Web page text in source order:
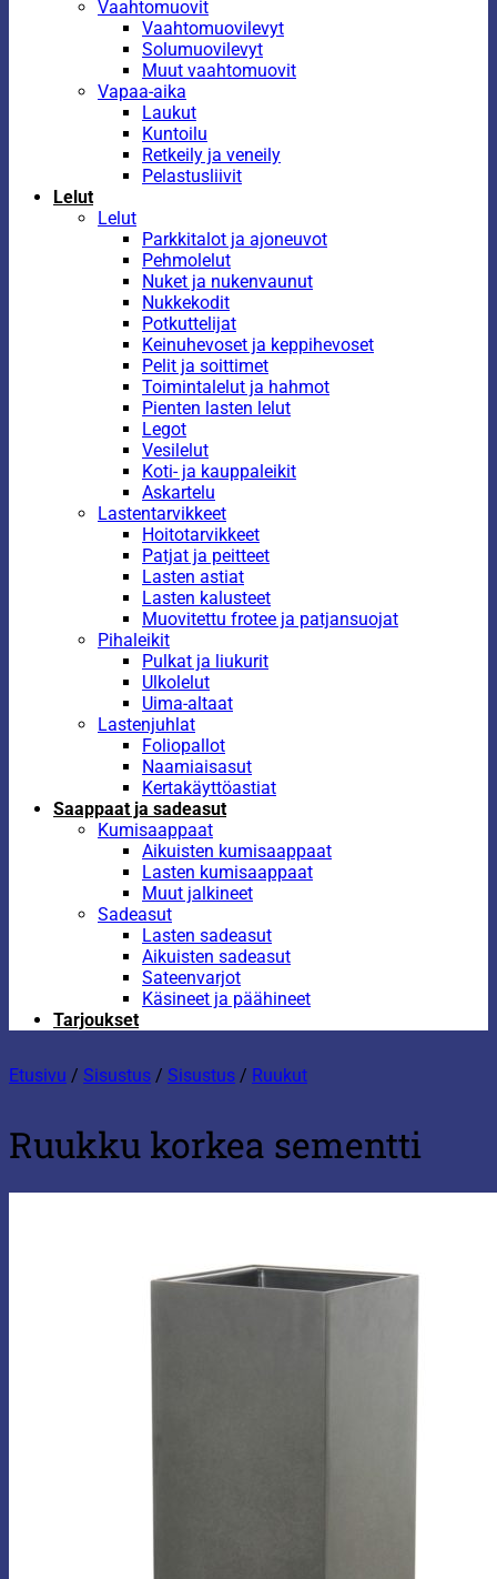
Vaahtomuovit
Vaahtomuovilevyt
Solumuovilevyt
Muut vaahtomuovit
Vapaa-aika
Laukut
Kuntoilu
Retkeily ja veneily
Pelastusliivit
Lelut
Lelut
Parkkitalot ja ajoneuvot
Pehmolelut
Nuket ja nukenvaunut
Nukkekodit
Potkuttelijat
Keinuhevoset ja keppihevoset
Pelit ja soittimet
Toimintalelut ja hahmot
Pienten lasten lelut
Legot
Vesilelut
Koti- ja kauppaleikit
Askartelu
Lastentarvikkeet
Hoitotarvikkeet
Patjat ja peitteet
Lasten astiat
Lasten kalusteet
Muovitettu frotee ja patjansuojat
Pihaleikit
Pulkat ja liukurit
Ulkolelut
Uima-altaat
Lastenjuhlat
Foliopallot
Naamiaisasut
Kertakäyttöastiat
Saappaat ja sadeasut
Kumisaappaat
Aikuisten kumisaappaat
Lasten kumisaappaat
Muut jalkineet
Sadeasut
Lasten sadeasut
Aikuisten sadeasut
Sateenvarjot
Käsineet ja päähineet
Tarjoukset
Etusivu / Sisustus / Sisustus / Ruukut
Ruukku korkea sementti